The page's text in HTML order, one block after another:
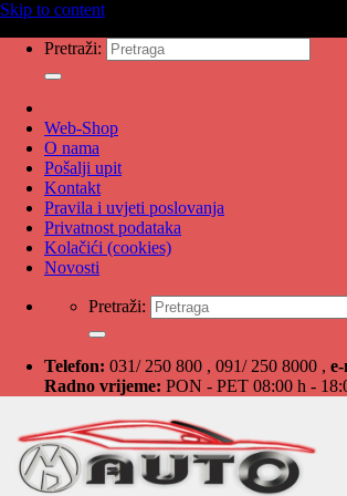
Skip to content
Pretraži:
Web-Shop
O nama
Pošalji upit
Kontakt
Pravila i uvjeti poslovanja
Privatnost podataka
Kolačići (cookies)
Novosti
Pretraži:
Telefon: 031/ 250 800 , 091/ 250 8000 ,
Radno vrijeme: PON - PET 08:00 h -